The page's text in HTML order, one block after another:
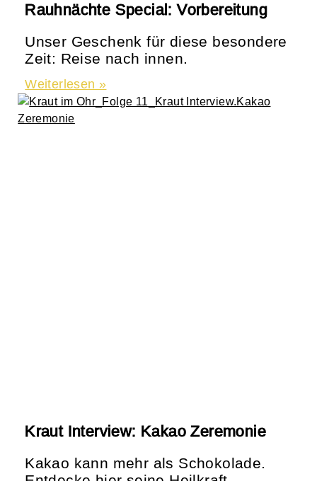
Rauhnächte Special: Vorbereitung
Unser Geschenk für diese besondere
Zeit: Reise nach innen.
Weiterlesen »
Kraut Interview: Kakao Zeremonie
Kakao kann mehr als Schokolade.